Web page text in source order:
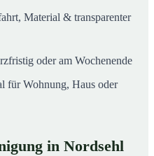
Material & transparenter
oder am Wochenende
für Wohnung, Haus oder
in Nordsehl